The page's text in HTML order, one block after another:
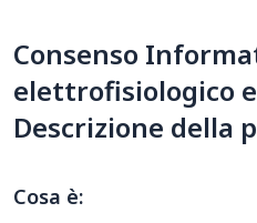
Consenso
elettrofisiologico
Descrizione della
Cosa è: